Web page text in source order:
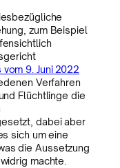
zum Beispiel
9. Juni 2022
Verfahren
Flüchtlinge die
dabei aber
sich um eine
die Aussetzung
machte.